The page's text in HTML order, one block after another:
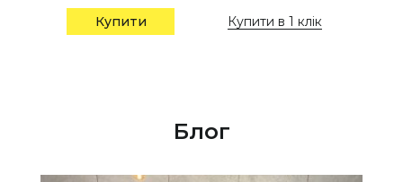
Купити Купити в 1 клік
Блог